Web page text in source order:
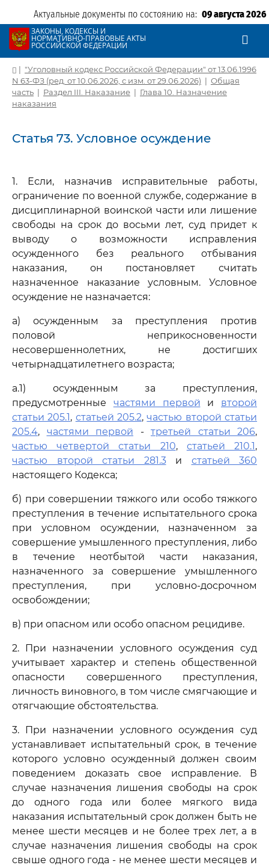
Актуальные документы по состоянию на: 09 августа 2026
ЗАКОНЫ, КОДЕКСЫ И
НОРМАТИВНО-ПРАВОВЫЕ АКТЫ
РОССИЙСКОЙ ФЕДЕРАЦИИ
| "Уголовный кодекс Российской Федерации" от 13.06.1996
N 63-ФЗ (ред. от 10.06.2026, с изм. от 29.06.2026) | Общая
часть | Раздел III. Наказание | Глава 10. Назначение
наказания
Статья 73. Условное осуждение
1. Если, назначив исправительные работы,
ограничение по военной службе, содержание в
дисциплинарной воинской части или лишение
свободы на срок до восьми лет, суд придет к
выводу о возможности исправления
осужденного без реального отбывания
наказания, он постановляет считать
назначенное наказание условным. Условное
осуждение не назначается:
а) осужденным за преступления против
половой неприкосновенности
несовершеннолетних, не достигших
четырнадцатилетнего возраста;
а.1) осужденным за преступления,
предусмотренные частями первой и второй
статьи 205.1, статьей 205.2,частью второй статьи
205.4, частями первой - третьей статьи 206,
частью четвертой статьи 210, статьей 210.1,
частью второй статьи 281.3и статьей 360
настоящего Кодекса;
б) при совершении тяжкого или особо тяжкого
преступления в течение испытательного срока
при условном осуждении, назначенном за
совершение умышленного преступления, либо
в течение неотбытой части наказания,
назначенного за совершение умышленного
преступления, при условно-досрочном
освобождении;
в) при опасном или особо опасном рецидиве.
2. При назначении условного осуждения суд
учитывает характер и степень общественной
опасности совершенного преступления,
личность виновного, в том числе смягчающие и
отягчающие обстоятельства.
3. При назначении условного осуждения суд
устанавливает испытательный срок, в течение
которого условно осужденный должен своим
поведением доказать свое исправление. В
случае назначения лишения свободы на срок
до одного года или более мягкого вида
наказания испытательный срок должен быть не
менее шести месяцев и не более трех лет, а в
случае назначения лишения свободы на срок
свыше одного года - не менее шести месяцев и